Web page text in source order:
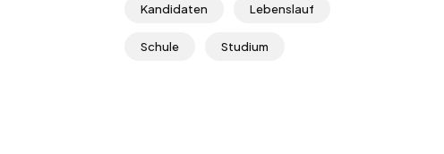
Kandidaten Lebenslauf
Schule Studium